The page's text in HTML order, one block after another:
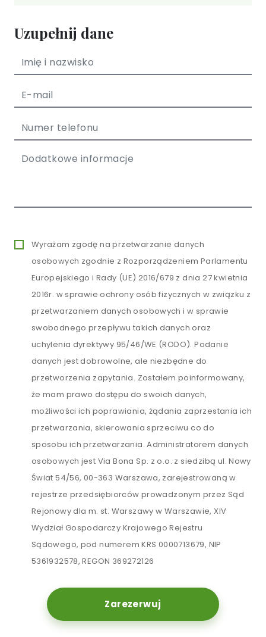
Uzupełnij dane
Wyrażam zgodę na przetwarzanie danych
osobowych zgodnie z Rozporządzeniem Parlamentu
Europejskiego i Rady (UE) 2016/679 z dnia 27 kwietnia
2016r. w sprawie ochrony osób fizycznych w związku z
przetwarzaniem danych osobowych i w sprawie
swobodnego przepływu takich danych oraz
uchylenia dyrektywy 95/46/WE (RODO). Podanie
danych jest dobrowolne, ale niezbędne do
przetworzenia zapytania. Zostałem poinformowany,
że mam prawo dostępu do swoich danych,
możliwości ich poprawiania, żądania zaprzestania ich
przetwarzania, skierowania sprzeciwu co do
sposobu ich przetwarzania. Administratorem danych
osobowych jest Via Bona Sp. z o.o. z siedzibą ul. Nowy
Świat 54/56, 00-363 Warszawa, zarejestrowaną w
rejestrze przedsiębiorców prowadzonym przez Sąd
Rejonowy dla m. st. Warszawy w Warszawie, XIV
Wydział Gospodarczy Krajowego Rejestru
Sądowego, pod numerem KRS 0000713679, NIP
5361932578, REGON 369272126
Zarezerwuj